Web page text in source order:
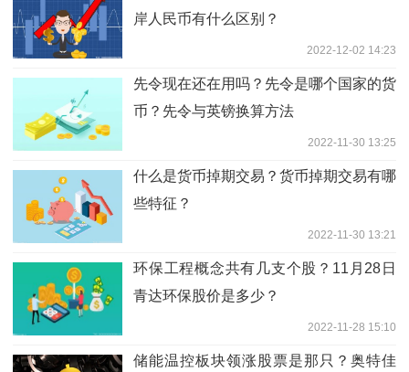
岸人民币有什么区别？
2022-12-02 14:23
先令现在还在用吗？先令是哪个国家的货
币？先令与英镑换算方法
2022-11-30 13:25
什么是货币掉期交易？货币掉期交易有哪
些特征？
2022-11-30 13:21
环保工程概念共有几支个股？11月28日
青达环保股价是多少？
2022-11-28 15:10
储能温控板块领涨股票是那只？奥特佳